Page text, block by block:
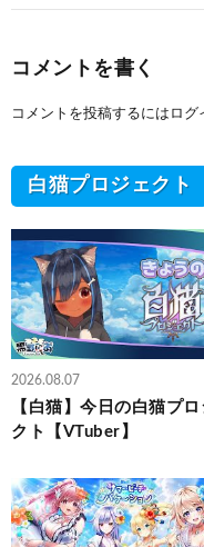
コメントを書く
コメントを投稿するには ログ
白猫プロジェクト
2026.08.07
【白猫】今日の白猫プロ
クト【VTuber】